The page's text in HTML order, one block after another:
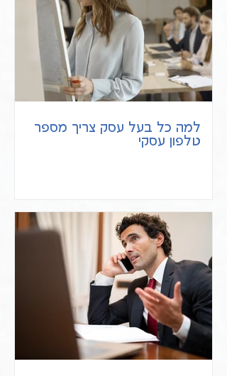
למה כל בעל עסק צריך מספר
טלפון עסקי